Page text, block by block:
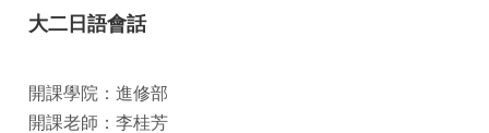
大二日語會話
開課學院：進修部
開課老師：李桂芳